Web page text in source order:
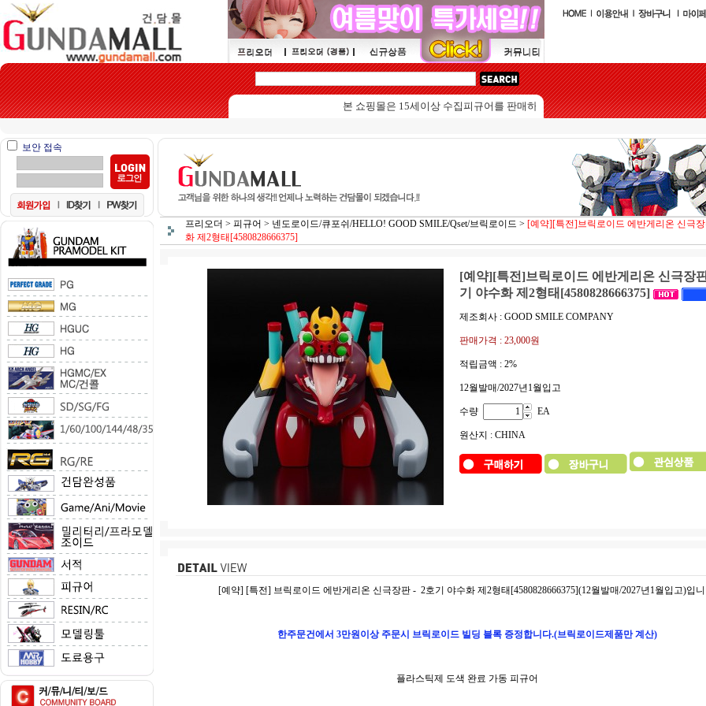
본 쇼핑몰은 15세이상 수집피규어를 판매하는 쇼핑몰입니다.
보안 접속
프리오더 > 피규어 > 넨도로이드/큐포쉬/HELLO! GOOD SMILE/Qset/브릭로이드 > [예약][특전]브릭로이드 에반게리온 신극
화 제2형태[4580828666375]
[예약][특전]브릭로이드 에반게리온 신극장
기 야수화 제2형태[4580828666375]
제조회사 : GOOD SMILE COMPANY
판매가격 : 23,000원
적립금액 : 2%
12월발매/2027년1월입고
수량 EA
원산지 : CHINA
[예약] [특전] 브릭로이드 에반게리온 신극장판 - 2호기 야수화 제2형태[4580828666375](12월발매/2027년1월입고)입
한주문건에서 3만원이상 주문시 브릭로이드 빌딩 블록 증정합니다.(브릭로이드제품만 계산)
플라스틱제 도색 완료 가동 피규어